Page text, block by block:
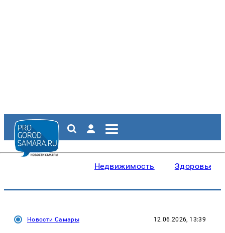
Недвижимость Здоровье
Новости Самары 12.06.2026, 13:39